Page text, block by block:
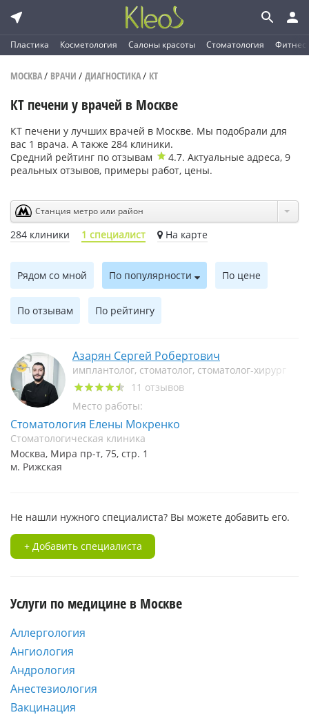
Пластика Косметология Салоны красоты Стоматология Фитнес
МОСКВА/ ВРАЧИ / ДИАГНОСТИКА/ КТ
КТ печени у врачей в Москве
КТ печени у лучших врачей в Москве. Мы подобрали для
вас 1 врача. А также 284 клиники.
Средний рейтинг по отзывам
4.7. Актуальные адреса, 9
реальных отзывов, примеры работ, цены.
Станция метро или район
284 клиники 1 специалист На карте
Рядом со мной По популярности По цене
По отзывам По рейтингу
Азарян Сергей Робертович
имплантолог, стоматолог, стоматолог-хирург
11 отзывов
Место работы:
Стоматология Елены Мокренко
Стоматологическая клиника
Москва, Мира пр-т, 75, стр. 1
м. Рижская
Не нашли нужного специалиста? Вы можете добавить его.
+ Добавить специалиста
Услуги по медицине в Москве
Аллергология
Ангиология
Андрология
Анестезиология
Вакцинация